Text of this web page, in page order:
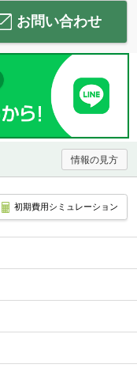
お問い合わせ
情報の見方
初期費用シミュレーション